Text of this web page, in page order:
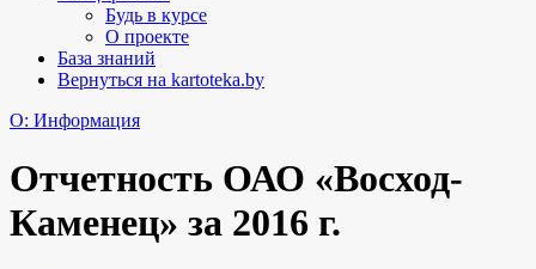
Будь в курсе
О проекте
База знаний
Вернуться на kartoteka.by
O: Информация
Отчетность ОАО «Восход-
Каменец» за 2016 г.